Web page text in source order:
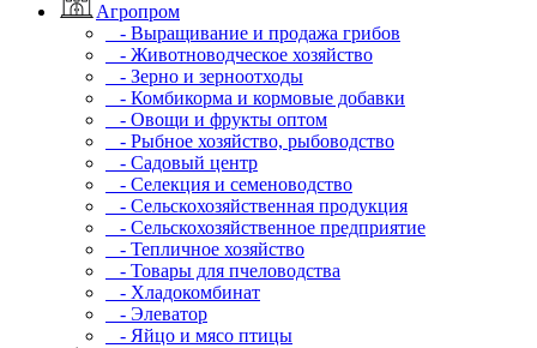
Агропром
- Выращивание и продажа грибов
- Животноводческое хозяйство
- Зерно и зерноотходы
- Комбикорма и кормовые добавки
- Овощи и фрукты оптом
- Рыбное хозяйство, рыбоводство
- Садовый центр
- Селекция и семеноводство
- Сельскохозяйственная продукция
- Сельскохозяйственное предприятие
- Тепличное хозяйство
- Товары для пчеловодства
- Хладокомбинат
- Элеватор
- Яйцо и мясо птицы